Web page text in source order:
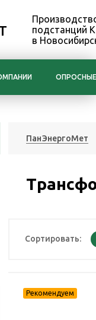
подстанций
в
ПанЭнергоМет
Сортировать: